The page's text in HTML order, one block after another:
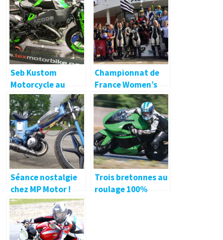
Seb Kustom
Motorcycle au
«Motor Bike Expo»
Championnat de
France Women’s
Cup : le titre en 600
pour Anne-Louise
Floury !
Séance nostalgie
chez MP Motor !
Trois bretonnes au
roulage 100%